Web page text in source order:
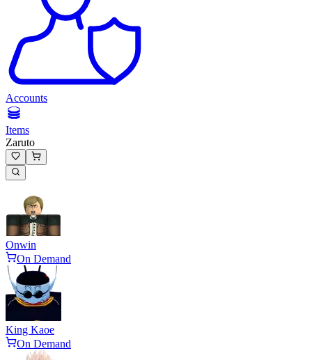
Accounts
Items
Zaruto
Onwin
On Demand
King Kaoe
On Demand